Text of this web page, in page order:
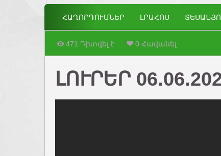
ՀԱՂՈՐԴՈՒՄՆԵՐ ԼՐԱՀՈՍ
471 Դիտվել է 0 Հավանել
ԼՈՒՐԵՐ